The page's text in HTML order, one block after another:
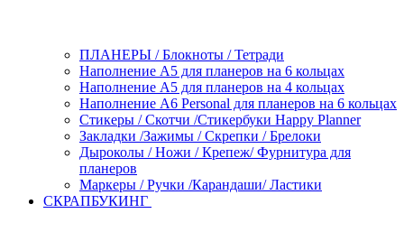
ПЛАНЕРЫ / Блокноты / Тетради
Наполнение А5 для планеров на 6 кольцах
Наполнение А5 для планеров на 4 кольцах
Наполнение А6 Personal для планеров на 6 кольцах
Стикеры / Скотчи /Стикербуки Happy Planner
Закладки /Зажимы / Скрепки / Брелоки
Дыроколы / Ножи / Крепеж/ Фурнитура для
планеров
Маркеры / Ручки /Карандаши/ Ластики
СКРАПБУКИНГ